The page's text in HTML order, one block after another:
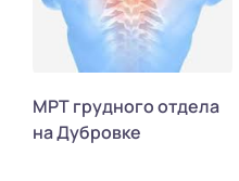
МРТ грудного отдела
на Дубровке